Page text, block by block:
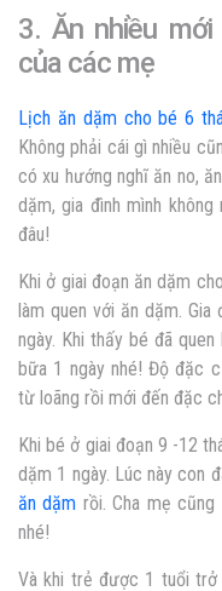
3. Ăn nhiều
của các mẹ
Lịch ăn dặm cho bé 6
Không phải cái gì nhiều
có xu hướng nghĩ ăn no,
dặm, gia đình mình
đâu!
Khi ở giai đoạn ăn dặm
làm quen với ăn dặm.
ngày. Khi thấy bé đã
bữa 1 ngày nhé! Độ đặc
từ loãng rồi mới đến đặc
Khi bé ở giai đoạn 9 -12
dặm 1 ngày. Lúc này con
ăn dặm rồi. Cha mẹ
nhé!
Và khi trẻ được 1 tuổi trở